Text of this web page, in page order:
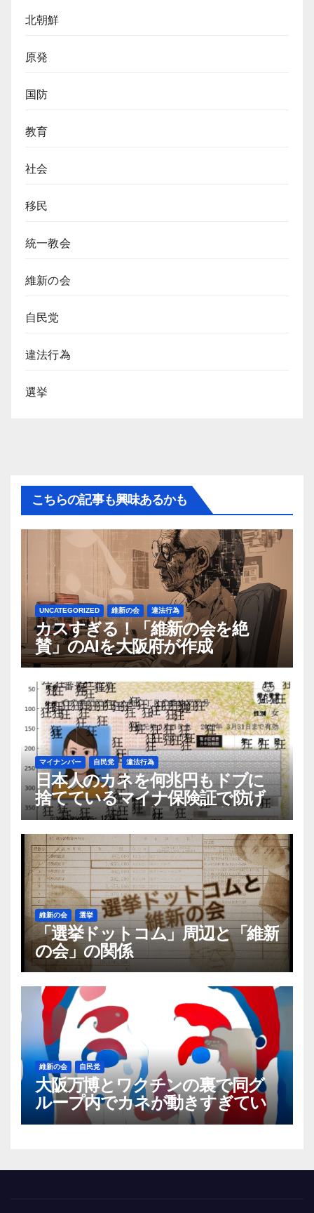
北朝鮮
原発
国防
教育
社会
移民
統一教会
維新の会
自民党
違法行為
選挙
こちらの記事も興味あるかも
UNCATEGORIZED 維新の会 違法行為
カスすぎる！「維新の会を絶
賛」のAIを大阪府が作成
マイナンバー 自民党 違法行為
日本人のカネを何兆円もドブに
捨てているマイナ保険証で防げ
るらしい「保険証の不正利用」は
実際何件あるのか
維新の会 選挙
「選挙ドットコム」周辺と「維新
の会」の関係
維新の会 自民党
大阪万博とワクチンの裏で同グ
ループ内でカネが動きすぎてい
る